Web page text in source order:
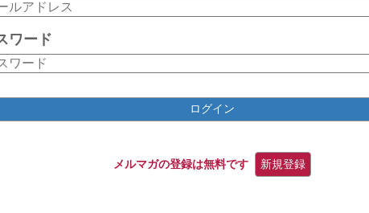
ワード
ログイン
メルマガの登録は無料です 新規登録